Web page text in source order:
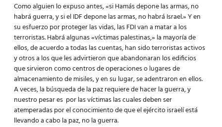
Como alguien lo expuso antes, «si Hamás depone las armas, no
habrá guerra, y si el IDF depone las armas, no habrá Israel.» Y en
su esfuerzo por proteger las vidas, las FDI van a matar a los
terroristas. Habrá algunas «víctimas palestinas,» la mayoría de
ellos, de acuerdo a todas las cuentas, han sido terroristas activos
y otros a los que les advirtieron que abandonaran los edificios
que sirvieron como centros de operaciones o lugares de
almacenamiento de misiles, y en su lugar, se adentraron en ellos.
A veces, la búsqueda de la paz requiere de hacer la guerra, y
nuestro pesar es por las víctimas las cuales deben ser
atemperadas por el conocimiento de que el ejército israelí está
llevando a cabo la paz, no la guerra.